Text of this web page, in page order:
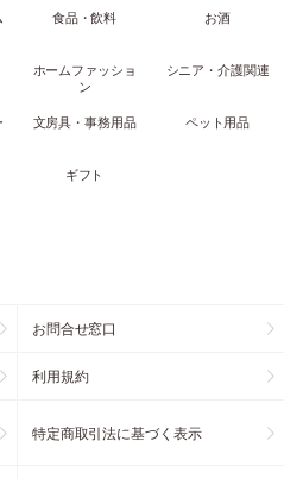
食品・飲料 お酒
ホームファッショ
ン
シニア・介護関連
文房具・事務用品 ペット用品
ギフト
お問合せ窓口
利用規約
特定商取引法に基づく表示